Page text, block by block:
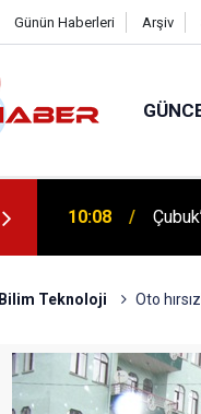
Günün Haberleri Arşiv
12:06
Bilim Teknoloji Oto